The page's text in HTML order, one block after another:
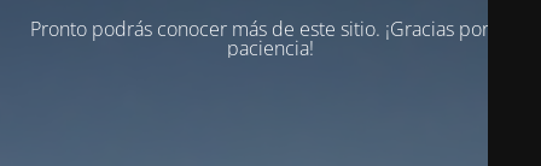
Pronto podrás conocer más de este sitio. ¡Gracias por tu
paciencia!